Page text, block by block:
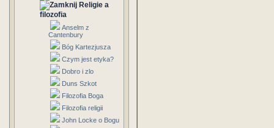
Religie a
filozofia
Anselm z
Cantenbury
Bóg Kartezjusza
Czym jest etyka?
Dobro i zlo
Duns Szkot
Filozofia Boga
Filozofia religii
John Locke o Bogu